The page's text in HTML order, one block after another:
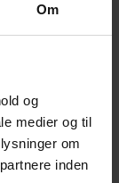
Om
og
medier og til
om
inden
og
kl.